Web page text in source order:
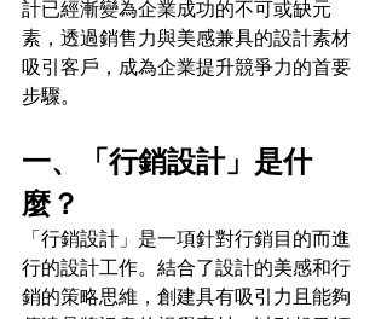
計已經漸變為企業成功的不可或缺元
素，透過銷售力與美感兼具的設計素材
吸引客戶，成為企業提升競爭力的首要
步驟。
一、「行銷設計」是什
麼？
「行銷設計」是一項針對行銷目的而進
行的設計工作。結合了設計的美感和行
銷的策略思維，創建具有吸引力且能夠